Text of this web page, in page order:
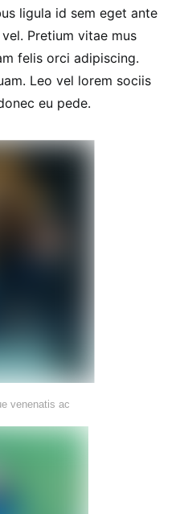
ligula id sem eget ante
Pretium vitae mus
felis orci adipiscing.
Leo vel lorem sociis
eu pede.
venenatis ac